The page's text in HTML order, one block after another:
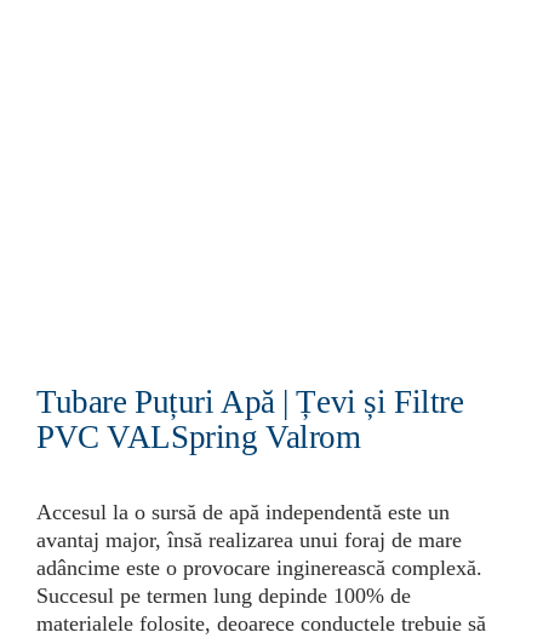
Tubare Puțuri Apă | Țevi și Filtre
PVC VALSpring Valrom
Accesul la o sursă de apă independentă este un
avantaj major, însă realizarea unui foraj de mare
adâncime este o provocare inginerească complexă.
Succesul pe termen lung depinde 100% de
materialele folosite, deoarece conductele trebuie să